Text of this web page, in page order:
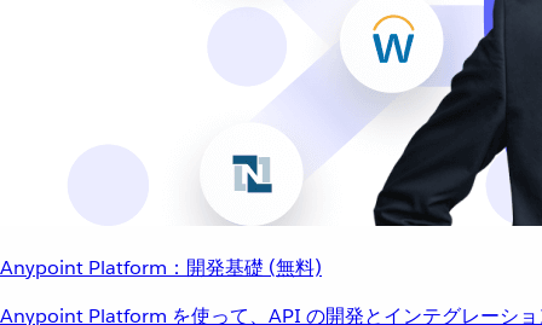
Anypoint Platform：開発基礎 (無料)
Anypoint Platform を使って、API の開発とインテグレーシ